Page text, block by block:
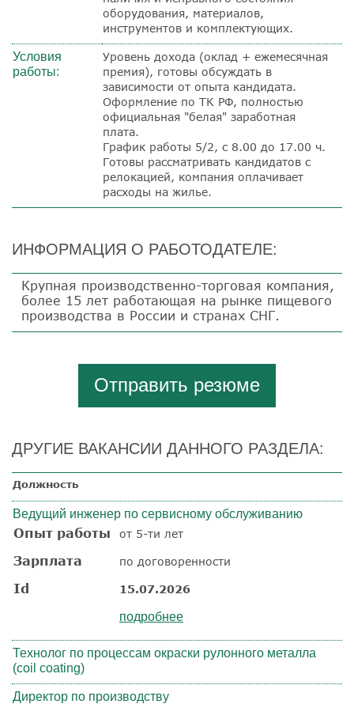
оборудования, материалов,
инструментов и комплектующих.
Условия
работы:
Уровень дохода (оклад + ежемесячная
премия), готовы обсуждать в
зависимости от опыта кандидата.
Оформление по ТК РФ, полностью
официальная "белая" заработная
плата.
График работы 5/2, с 8.00 до 17.00 ч.
Готовы рассматривать кандидатов с
релокацией, компания оплачивает
расходы на жилье.
ИНФОРМАЦИЯ О РАБОТОДАТЕЛЕ:
Крупная производственно-торговая компания,
более 15 лет работающая на рынке пищевого
производства в России и странах СНГ.
Отправить резюме
ДРУГИЕ ВАКАНСИИ ДАННОГО РАЗДЕЛА:
Должность
Ведущий инженер по сервисному обслуживанию
Опыт работы от 5-ти лет
Зарплата по договоренности
Id 15.07.2026
подробнее
Технолог по процессам окраски рулонного металла
(coil coating)
Директор по производству